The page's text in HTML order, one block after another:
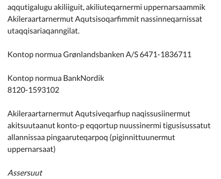
aqqutigalugu akiliiguit, akiliuteqarnermi uppernarsaammik
Akileraartarnermut Aqutsisoqarfimmit nassinneqarnissat
utaqqisariaqanngilat.
Kontop normua Grønlandsbanken A/S 6471-1836711
Kontop normua BankNordik
8120-1593102
Akileraartarnermut Aqutsiveqarfiup naqissusiinermut
akitsuutaanut konto-p eqqortup nuussinermi tigusisussatut
allannissaa pingaaruteqarpoq (piginnittuunermut
uppernarsaat)
Assersuut